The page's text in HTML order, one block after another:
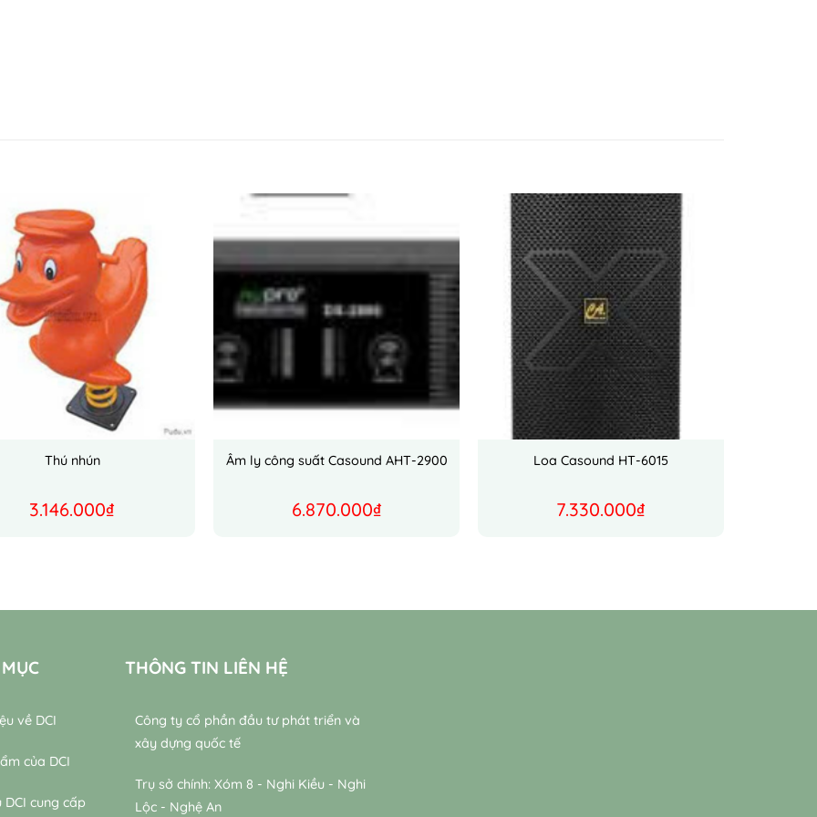
Thú nhún
3.146.000₫
Âm ly công suất Casound AHT-2900
6.870.000₫
Loa Casound HT-6015
7.330.000₫
về DCI
của DCI
DCI cung cấp
THÔNG TIN LIÊN HỆ
Công ty cổ phần đầu tư phát triển và
xây dựng quốc tế
Trụ sở chính: Xóm 8 - Nghi Kiều - Nghi
Lộc - Nghệ An